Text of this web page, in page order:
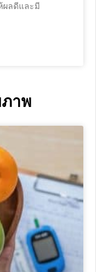
ผลดีและมี
าพ